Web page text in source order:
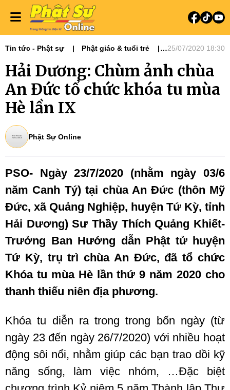
Tin tức - Phật sự
Phật giáo & tuổi trẻ
25/07/2020 18:30
Hải Dương: Chùm ảnh chùa
An Đức tổ chức khóa tu mùa
Hè lần IX
Phật Sự Online
PSO- Ngày 23/7/2020 (nhằm ngày 03/6
năm Canh Tý) tại chùa An Đức (thôn Mỹ
Đức, xã Quảng Nghiệp, huyện Tứ Kỳ, tỉnh
Hải Dương) Sư Thầy Thích Quảng Khiết-
Trưởng Ban Hướng dẫn Phật tử huyện
Tứ Kỳ, trụ trì chùa An Đức, đã tổ chức
Khóa tu mùa Hè lần thứ 9 năm 2020 cho
thanh thiếu niên địa phương.
Khóa tu diễn ra trong trong bốn ngày (từ
ngày 23 đến ngày 26/7/2020) với nhiều hoạt
động sôi nổi, nhằm giúp các bạn trao dồi kỹ
năng sống, làm việc nhóm, …Đặc biệt